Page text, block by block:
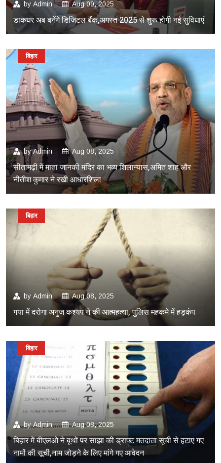
by Admin Aug 09, 2025
डाकघर अब बनेंगे डिजिटल बैंक,अगस्त 2025 से शुरू होगी नई सुविधाएं
byAdmin Aug 08, 2025
सीतामढ़ी में माता जानकी मंदिर का भव्य शिलान्यास,अमित शाह और
नीतीश कुमार ने रखी आधारशिला
बिहार
by Admin Aug 08, 2025
गया में दरोगा अनुज कश्यप ने की आत्महत्या, पुलिस महकमे में हड़कंप
बिहार
byAdmin Aug 08, 2025
बिहार में बीएलओ ने बूथों पर साझा की ड्राफ्ट मतदाता सूची से हटाए गए
नामों की सूची,नाम जोड़ने के लिए मांगे गए आवेदन
बिहार